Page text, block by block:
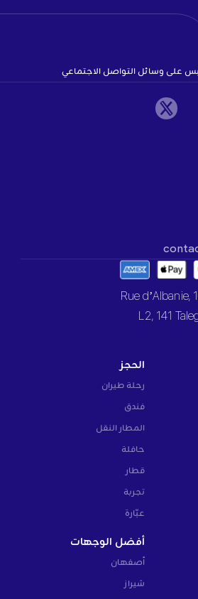
على وسائل التواصل الاجتماعي
الحجز
رحلة طيران
فندق
المطار النقل
حافلة
قطار
تجربة
عبّارة
أفضل الوجهات
أصفهان
شيراز